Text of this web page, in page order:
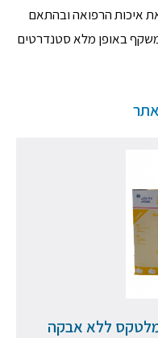
איכות הרפואה ובהתאם
באופן מלא סטנדרטים
מלטקס ללא אבקה